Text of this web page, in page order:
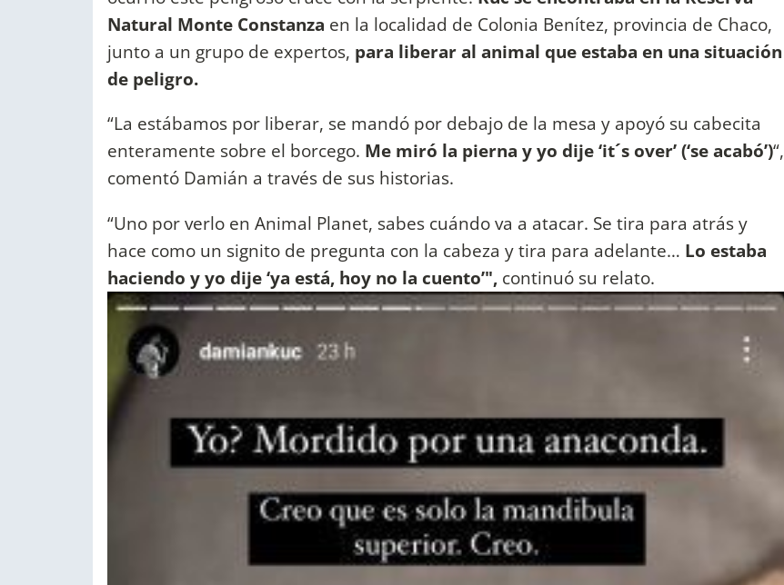
Natural Monte Constanza en la localidad de Colonia Benítez, provincia de Chaco,
junto a un grupo de expertos, para liberar al animal que estaba en una situación
de peligro.
“La estábamos por liberar, se mandó por debajo de la mesa y apoyó su cabecita
enteramente sobre el borcego. Me miró la pierna y yo dije ‘it´s over’ (‘se acabó’)“,
comentó Damián a través de sus historias.
“Uno por verlo en Animal Planet, sabes cuándo va a atacar. Se tira para atrás y
hace como un signito de pregunta con la cabeza y tira para adelante… Lo estaba
haciendo y yo dije ‘ya está, hoy no la cuento’", continuó su relato.